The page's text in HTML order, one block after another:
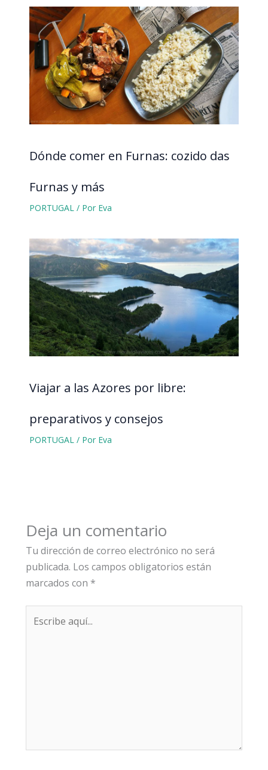
Dónde comer en Furnas: cozido das
Furnas y más
PORTUGAL/ Por Eva
Viajar a las Azores por libre:
preparativos y consejos
PORTUGAL/ Por Eva
Deja un comentario
Tu dirección de correo electrónico no será
publicada. Los campos obligatorios están
marcados con *
aquí...